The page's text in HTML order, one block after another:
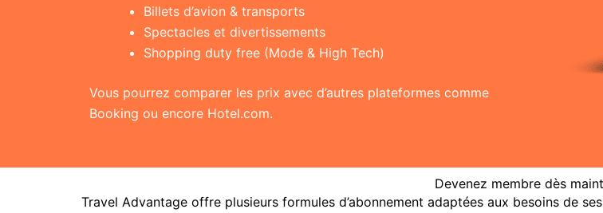
Billets d’avion & transports
Spectacles et divertissements
Shopping duty free (Mode & High Tech)
Vous pourrez comparer les prix avec d’autres plateformes comme
Booking ou encore Hotel.com.
Devenez membre dès
Travel Advantage offre plusieurs formules d’abonnement adaptées aux besoins de